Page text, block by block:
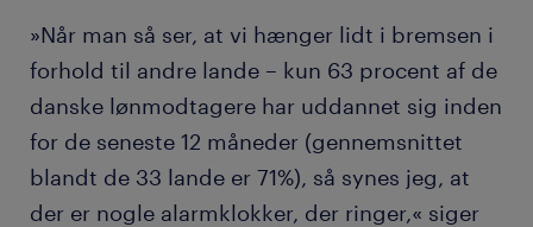
»Når man så ser, at vi hænger lidt i bremsen i
forhold til andre lande – kun 63 procent af de
danske lønmodtagere har uddannet sig inden
for de seneste 12 måneder (gennemsnittet
blandt de 33 lande er 71%), så synes jeg, at
der er nogle alarmklokker, der ringer,« siger